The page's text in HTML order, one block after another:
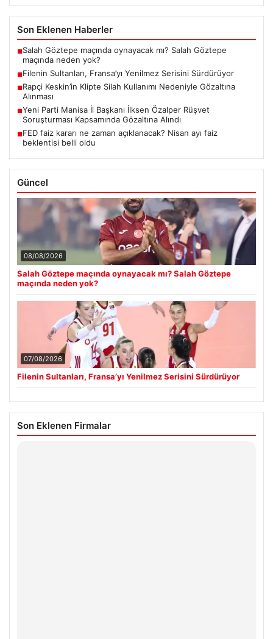
Son Eklenen Haberler
■Salah Göztepe maçında oynayacak mı? Salah Göztepe
maçında neden yok?
■Filenin Sultanları, Fransa’yı Yenilmez Serisini Sürdürüyor
■Rapçi Keskin’in Klipte Silah Kullanımı Nedeniyle Gözaltına
Alınması
■Yeni Parti Manisa İl Başkanı İlksen Özalper Rüşvet
Soruşturması Kapsamında Gözaltına Alındı
■FED faiz kararı ne zaman açıklanacak? Nisan ayı faiz
beklentisi belli oldu
Güncel
08/08/2026
Salah Göztepe maçında oynayacak mı? Salah Göztepe
maçında neden yok?
07/08/2026
Filenin Sultanları, Fransa’yı Yenilmez Serisini Sürdürüyor
Son Eklenen Firmalar